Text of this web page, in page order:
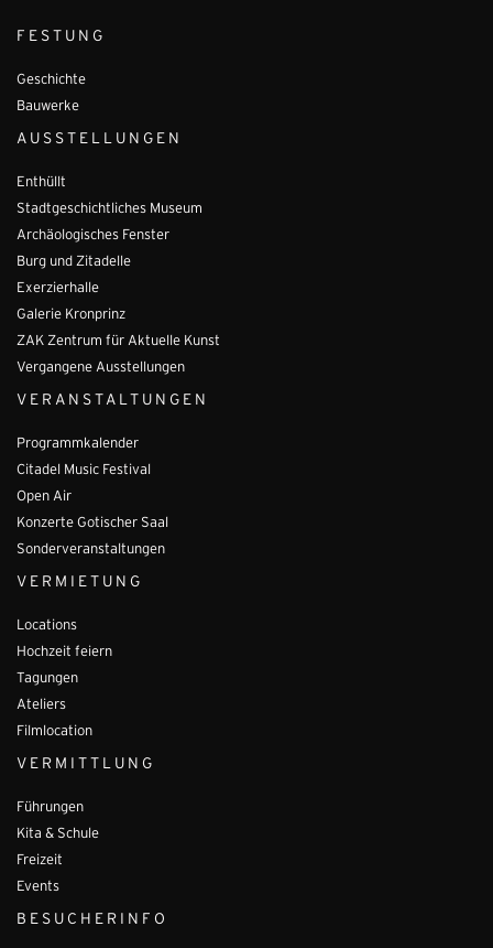
FESTUNG
Geschichte
Bauwerke
AUSSTELLUNGEN
Enthüllt
Stadtgeschichtliches Museum
Archäologisches Fenster
Burg und Zitadelle
Exerzierhalle
Galerie Kronprinz
ZAK Zentrum für Aktuelle Kunst
Vergangene Ausstellungen
VERANSTALTUNGEN
Programmkalender
Citadel Music Festival
Open Air
Konzerte Gotischer Saal
Sonderveranstaltungen
VERMIETUNG
Locations
Hochzeit feiern
Tagungen
Ateliers
Filmlocation
VERMITTLUNG
Führungen
Kita & Schule
Freizeit
Events
BESUCHERINFO